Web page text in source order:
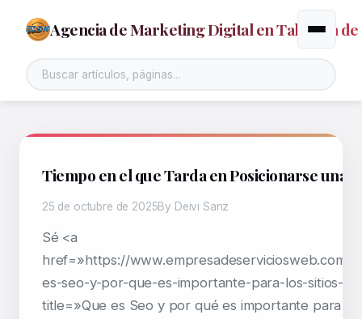
Agencia de Marketing Digital en Talavera de
Alternar
Tiempo en el que Tarda en Posicionarse una
25 de octubre de 2025By Deivi Sanz
Sé <a
href=»https://www.empresadeserviciosweb.com/
es-seo-y-por-que-es-importante-para-los-sitios-
title=»Que es Seo y por qué es importante para